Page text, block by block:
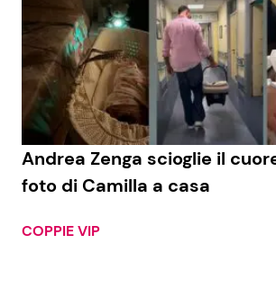
Andrea Zenga scioglie il
foto di Camilla a casa
COPPIE VIP